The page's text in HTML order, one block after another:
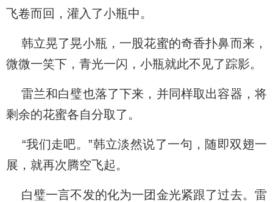
飞卷而回，灌入了小瓶中。
韩立晃了晃小瓶，一股花蜜的奇香扑鼻而来，
微微一笑下，青光一闪，小瓶就此不见了踪影。
雷兰和白璧也落了下来，并同样取出容器，将
剩余的花蜜各自分取了。
“我们走吧。”韩立淡然说了一句，随即双翅一
展，就再次腾空飞起。
白璧一言不发的化为一团金光紧跟了过去。雷